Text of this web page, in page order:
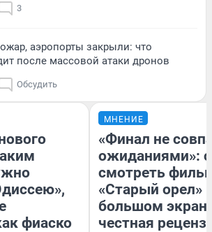
3
аэропорты закрыли: что
после массовой атаки дронов
Обсудить
фиаско
МНЕНИЕ
«Финал не
ожиданиями»:
смотреть
«Старый орел»
большом
честная